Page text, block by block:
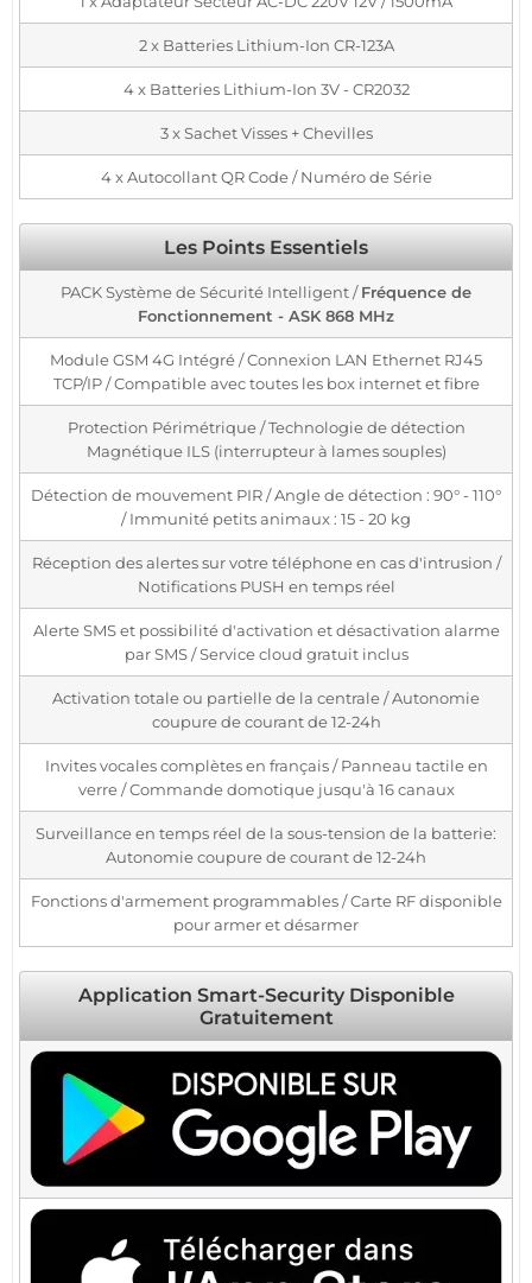
2 x Batteries Lithium-Ion CR-123A
4 x Batteries Lithium-Ion 3V - CR2032
3 x Sachet Visses + Chevilles
4 x Autocollant QR Code / Numéro de Série
Les Points Essentiels
PACK Système de Sécurité Intelligent /Fréquence de
Fonctionnement - ASK 868 MHz
Module GSM 4G Intégré / Connexion LAN Ethernet RJ45
TCP/IP / Compatible avec toutes les box internet et fibre
Protection Périmétrique / Technologie de détection
Magnétique ILS (interrupteur à lames souples)
Détection de mouvement PIR / Angle de détection : 90° - 110°
/ Immunité petits animaux : 15 - 20 kg
Réception des alertes sur votre téléphone en cas d'intrusion /
Notifications PUSH en temps réel
Alerte SMS et possibilité d'activation et désactivation alarme
par SMS / Service cloud gratuit inclus
Activation totale ou partielle de la centrale / Autonomie
coupure de courant de 12-24h
Invites vocales complètes en français / Panneau tactile en
verre / Commande domotique jusqu'à 16 canaux
Surveillance en temps réel de la sous-tension de la batterie:
Autonomie coupure de courant de 12-24h
Fonctions d'armement programmables / Carte RF disponible
pour armer et désarmer
Application Smart-Security Disponible
Gratuitement